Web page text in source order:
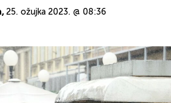
25. ožujka 2023. @ 08:36